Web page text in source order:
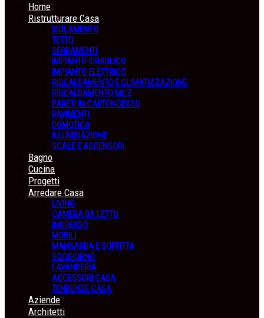
Home
Ristrutturare Casa
ISOLAMENTO
TETTO
SERRAMENTI
IMPIANTO IDRAULICO
IMPIANTO ELETTRICO
RISCALDAMENTO E CLIMATIZZAZIONE
RISCALDAMENTO MCZ
PARETI IN CARTONGESSO
PAVIMENTI
DOMOTICA
ILLUMINAZIONE
SCALE E ASCENSORI
Bagno
Cucina
Progetti
Arredare Casa
LIVING
CAMERA DA LETTO
INGRESSO
MOBILI
MANSARDA E SOFFITTA
SOGGIORNO
LAVANDERIA
ACCESSORI CASA
TENDENZE CASA
Aziende
Architetti